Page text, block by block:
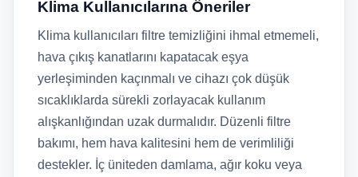
Klima Kullanıcılarına Öneriler
Klima kullanıcıları filtre temizliğini ihmal etmemeli,
hava çıkış kanatlarını kapatacak eşya
yerleşiminden kaçınmalı ve cihazı çok düşük
sıcaklıklarda sürekli zorlayacak kullanım
alışkanlığından uzak durmalıdır. Düzenli filtre
bakımı, hem hava kalitesini hem de verimliliği
destekler. İç üniteden damlama, ağır koku veya